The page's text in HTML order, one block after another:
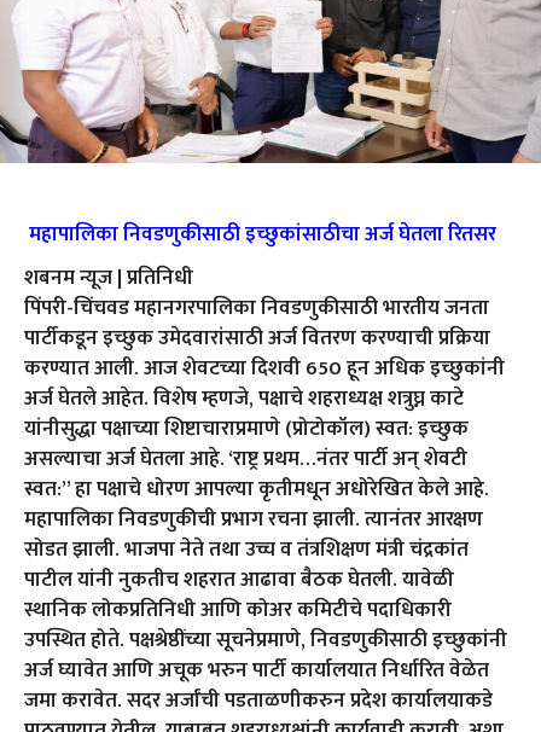
महापालिका निवडणुकीसाठी इच्छुकांसाठीचा अर्ज घेतला रितसर
शबनम न्यूज | प्रतिनिधी
पिंपरी-चिंचवड महानगरपालिका निवडणुकीसाठी भारतीय जनता
पार्टीकडून इच्छुक उमेदवारांसाठी अर्ज वितरण करण्याची प्रक्रिया
करण्यात आली. आज शेवटच्या दिशवी 650 हून अधिक इच्छुकांनी
अर्ज घेतले आहेत. विशेष म्हणजे, पक्षाचे शहराध्यक्ष शत्रुघ्न काटे
यांनीसुद्धा पक्षाच्या शिष्टाचाराप्रमाणे (प्रोटोकॉल) स्वत: इच्छुक
असल्याचा अर्ज घेतला आहे. ‘राष्ट्र प्रथम…नंतर पार्टी अन्‌ शेवटी
स्वत:’’ हा पक्षाचे धोरण आपल्या कृतीमधून अधोरेखित केले आहे.
महापालिका निवडणुकीची प्रभाग रचना झाली. त्यानंतर आरक्षण
सोडत झाली. भाजपा नेते तथा उच्च व तंत्रशिक्षण मंत्री चंद्रकांत
पाटील यांनी नुकतीच शहरात आढावा बैठक घेतली. यावेळी
स्थानिक लोकप्रतिनिधी आणि कोअर कमिटीचे पदाधिकारी
उपस्थित होते. पक्षश्रेष्ठींच्या सूचनेप्रमाणे, निवडणुकीसाठी इच्छुकांनी
अर्ज घ्यावेत आणि अचूक भरुन पार्टी कार्यालयात निर्धारित वेळेत
जमा करावेत. सदर अर्जांची पडताळणीकरुन प्रदेश कार्यालयाकडे